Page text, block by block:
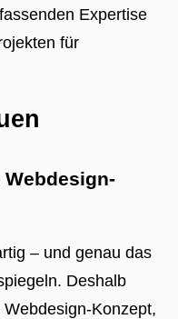
Expertise
für
– und genau das
Deshalb
Konzept,